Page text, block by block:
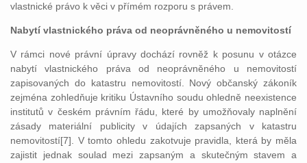
vlastnické právo k věci v přímém rozporu s právem.
Nabytí vlastnického práva od neoprávněného u nemovitostí
V rámci nové právní úpravy dochází rovněž k posunu v otázce
nabytí vlastnického práva od neoprávněného u nemovitostí
zapisovaných do katastru nemovitostí. Nový občanský zákoník
zejména zohledňuje kritiku Ústavního soudu ohledně neexistence
institutů v českém právním řádu, které by umožňovaly naplnění
zásady materiální publicity v údajích zapsaných v katastru
nemovitostí[7]. V tomto ohledu zakotvuje pravidla, která by měla
zajistit jednak soulad mezi zapsaným a skutečným stavem a